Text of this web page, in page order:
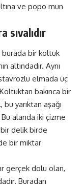
ve popo mun
sıvalıdır
burada bir koltuk
altındadır. Aynı
elmada üç
bakınca bir
yarıktan aşağı
alanda iki çizme
delik birde
bir miktar
gerçek dolu olan,
Buradan